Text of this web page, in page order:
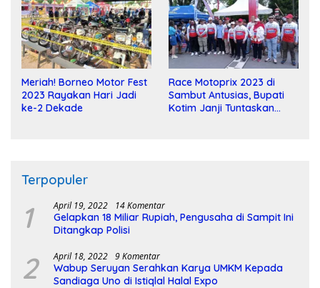
Meriah! Borneo Motor Fest
2023 Rayakan Hari Jadi
ke-2 Dekade
Race Motoprix 2023 di
Sambut Antusias, Bupati
Kotim Janji Tuntaskan
Terpopuler
1 April 19, 2022 14 Komentar
Gelapkan 18 Miliar Rupiah, Pengusaha di Sampit Ini
Ditangkap Polisi
2 April 18, 2022 9 Komentar
Wabup Seruyan Serahkan Karya UMKM Kepada
Sandiaga Uno di Istiqlal Halal Expo